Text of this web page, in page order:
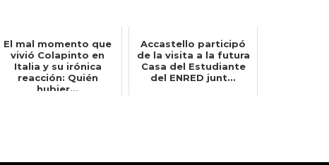
El mal momento que
vivió Colapinto en
Italia y su irónica
reacción: Quién
hubier...
Accastello participó
de la visita a la futura
Casa del Estudiante
del ENRED junt...